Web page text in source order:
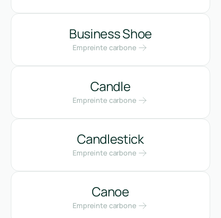
Business Shoe
Empreinte carbone
Candle
Empreinte carbone
Candlestick
Empreinte carbone
Canoe
Empreinte carbone